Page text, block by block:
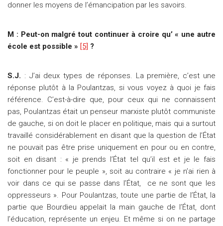
donner les moyens de l’émancipation par les savoirs.
M : Peut-on malgré tout continuer à croire qu’ « une autre
école est possible » [5] ?
S.J. : J’ai deux types de réponses. La première, c’est une
réponse plutôt à la Poulantzas, si vous voyez à quoi je fais
référence. C’est-à-dire que, pour ceux qui ne connaissent
pas, Poulantzas était un penseur marxiste plutôt communiste
de gauche, si on doit le placer en politique, mais qui a surtout
travaillé considérablement en disant que la question de l’État
ne pouvait pas être prise uniquement en pour ou en contre,
soit en disant : « je prends l’État tel qu’il est et je le fais
fonctionner pour le peuple », soit au contraire « je n’ai rien à
voir dans ce qui se passe dans l’État, ce ne sont que les
oppresseurs ». Pour Poulantzas, toute une partie de l’État, la
partie que Bourdieu appelait la main gauche de l’État, dont
l’éducation, représente un enjeu. Et même si on ne partage